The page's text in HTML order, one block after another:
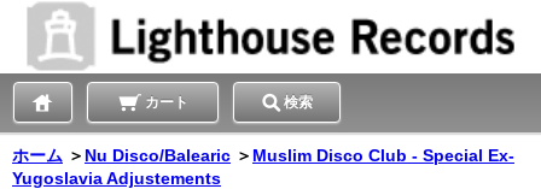
カート 検索
ホーム ＞ Nu Disco/Balearic ＞ Muslim Disco Club - Special Ex-
Yugoslavia Adjustements